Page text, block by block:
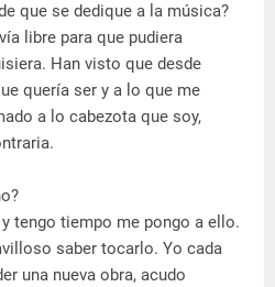
que se dedique a la música?
libre para que pudiera
Han visto que desde
quería ser y a lo que me
a lo cabezota que soy,
tengo tiempo me pongo a ello.
saber tocarlo. Yo cada
una nueva obra, acudo